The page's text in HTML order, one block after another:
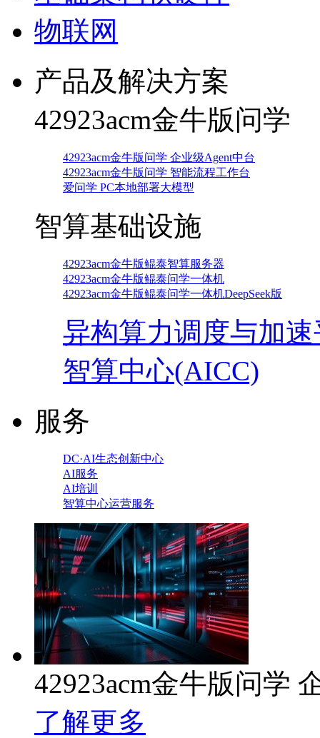
物联网
产品及解决方案
42923acm金牛版问学
42923acm金牛版问学 企业级Agent中台
42923acm金牛版问学 智能流程工作台
爱问学 PC本地部署大模型
智算基础设施
42923acm金牛版鲲泰智算服务器
42923acm金牛版鲲泰问学一体机
42923acm金牛版鲲泰问学一体机DeepSeek版
异构算力调度与加
智算中心(AICC)
服务
DC·AI生态创新中心
AI服务
AI培训
智算中心运营服务
42923acm金牛版问学
了解更多